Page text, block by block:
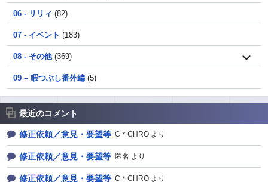
06 - リリィ (82)
07 - イベント (183)
08 - その他(369)
09 – 暇つぶし番外編 (5)
最近のコメント
修正依頼／意見・要望等 C＊CHRO より
修正依頼／意見・要望等 匿名 より
修正依頼／意見・要望等 C＊CHRO より